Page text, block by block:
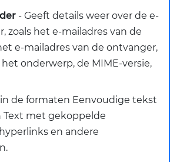
- Geeft details weer over de e-
zoals het e-mailadres van de
e-mailadres van de ontvanger,
onderwerp, de MIME-versie,
de formaten Eenvoudige tekst
Text met gekoppelde
en andere